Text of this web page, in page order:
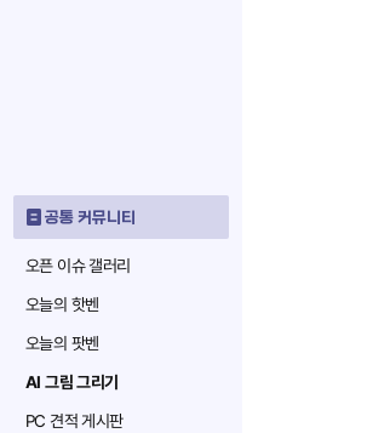
공통 커뮤니티
오픈 이슈 갤러리
오늘의 핫벤
오늘의 팟벤
AI 그림 그리기
PC 견적 게시판